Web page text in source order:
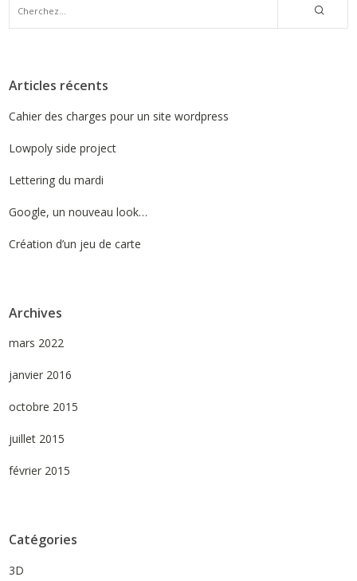
Articles récents
Cahier des charges pour un site wordpress
Lowpoly side project
Lettering du mardi
Google, un nouveau look…
Création d’un jeu de carte
Archives
mars 2022
janvier 2016
octobre 2015
juillet 2015
février 2015
Catégories
3D